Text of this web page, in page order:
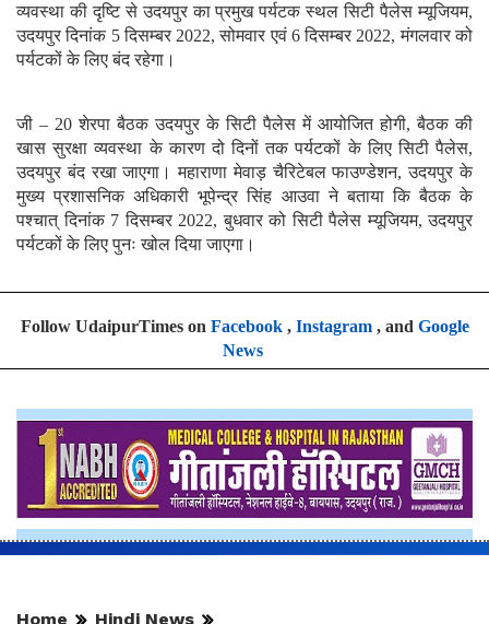
व्यवस्था की दृष्टि से उदयपुर का प्रमुख पर्यटक स्थल सिटी पैलेस म्यूजियम,
उदयपुर दिनांक 5 दिसम्बर 2022, सोमवार एवं 6 दिसम्बर 2022, मंगलवार को
पर्यटकों के लिए बंद रहेगा।
जी – 20 शेरपा बैठक उदयपुर के सिटी पैलेस में आयोजित होगी, बैठक की
खास सुरक्षा व्यवस्था के कारण दो दिनों तक पर्यटकों के लिए सिटी पैलेस,
उदयपुर बंद रखा जाएगा। महाराणा मेवाड़ चैरिटेबल फाउण्डेशन, उदयपुर के
मुख्य प्रशासनिक अधिकारी भूपेन्द्र सिंह आउवा ने बताया कि बैठक के
पश्चात् दिनांक 7 दिसम्बर 2022, बुधवार को सिटी पैलेस म्यूजियम, उदयपुर
पर्यटकों के लिए पुनः खोल दिया जाएगा।
Follow UdaipurTimes on Facebook, Instagram, and Google
News
Home Hindi News